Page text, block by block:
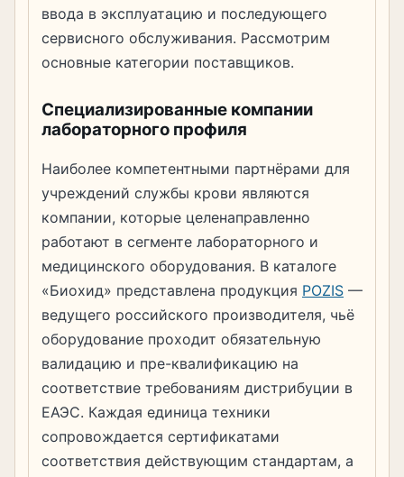
ввода в эксплуатацию и последующего
сервисного обслуживания. Рассмотрим
основные категории поставщиков.
Специализированные компании
лабораторного профиля
Наиболее компетентными партнёрами для
учреждений службы крови являются
компании, которые целенаправленно
работают в сегменте лабораторного и
медицинского оборудования. В каталоге
«Биохид» представлена продукция POZIS —
ведущего российского производителя, чьё
оборудование проходит обязательную
валидацию и пре-квалификацию на
соответствие требованиям дистрибуции в
ЕАЭС. Каждая единица техники
сопровождается сертификатами
соответствия действующим стандартам, а